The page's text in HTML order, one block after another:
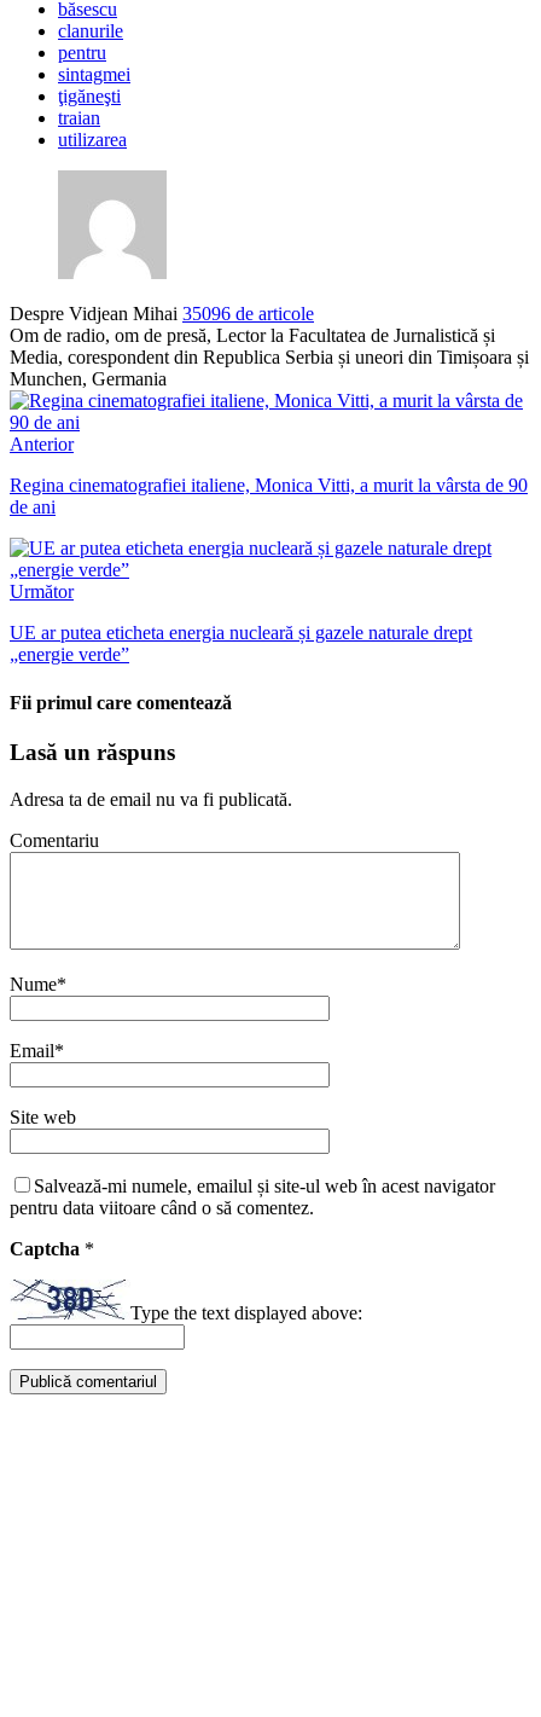
băsescu
clanurile
pentru
sintagmei
ţigăneşti
traian
utilizarea
Despre Vidjean Mihai 35096 de articole
Om de radio, om de presă, Lector la Facultatea de Jurnalistică și
Media, corespondent din Republica Serbia și uneori din Timișoara și
Munchen, Germania
Anterior
Regina cinematografiei italiene, Monica Vitti, a murit la vârsta de 90
de ani
Următor
UE ar putea eticheta energia nucleară și gazele naturale drept
„energie verde”
Fii primul care comentează
Lasă un răspuns
Adresa ta de email nu va fi publicată.
Comentariu
Nume*
Email*
Site web
Salvează-mi numele, emailul și site-ul web în acest navigator
pentru data viitoare când o să comentez.
Captcha *
Type the text displayed above: